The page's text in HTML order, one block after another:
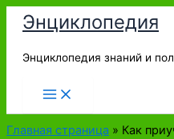
Перейти
содержимому
Энциклопедия
Энциклопедия знаний и
Главная страница » Как